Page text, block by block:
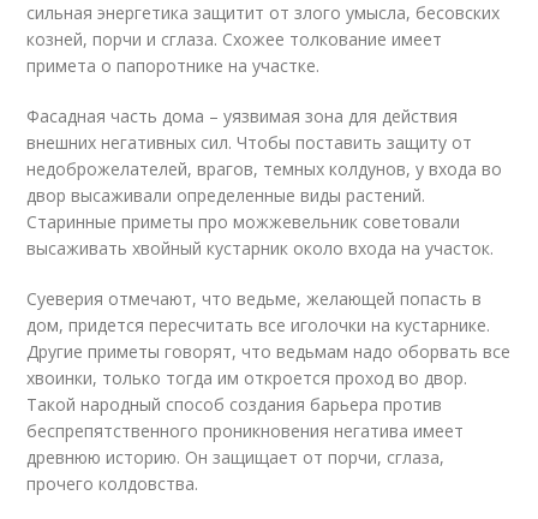
сильная энергетика защитит от злого умысла, бесовских
козней, порчи и сглаза. Схожее толкование имеет
примета о папоротнике на участке.
Фасадная часть дома – уязвимая зона для действия
внешних негативных сил. Чтобы поставить защиту от
недоброжелателей, врагов, темных колдунов, у входа во
двор высаживали определенные виды растений.
Старинные приметы про можжевельник советовали
высаживать хвойный кустарник около входа на участок.
Суеверия отмечают, что ведьме, желающей попасть в
дом, придется пересчитать все иголочки на кустарнике.
Другие приметы говорят, что ведьмам надо оборвать все
хвоинки, только тогда им откроется проход во двор.
Такой народный способ создания барьера против
беспрепятственного проникновения негатива имеет
древнюю историю. Он защищает от порчи, сглаза,
прочего колдовства.